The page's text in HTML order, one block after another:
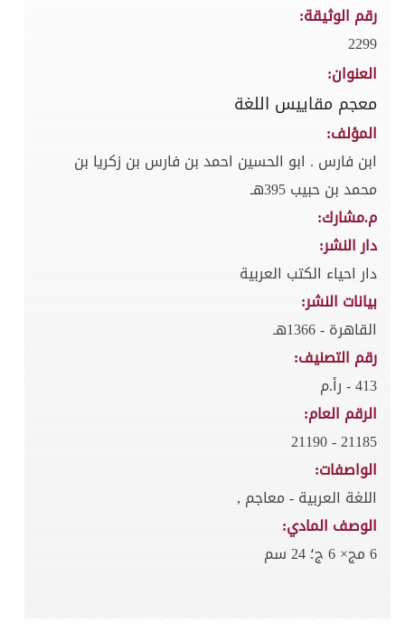
رقم الوثيقة:
2299
العنوان:
معجم مقاييس اللغة
المؤلف:
ابن فارس . ابو الحسين احمد بن فارس بن زكريا بن
محمد بن حبيب 395هـ
م.مشارك:
دار النشر:
دار احياء الكتب العربية
بيانات النشر:
القاهرة - 1366هـ
رقم التصنيف:
413 - رأ.م
الرقم العام:
21185 - 21190
الواصفات:
اللغة العربية - معاجم ,
الوصف المادي:
6 مج× 6 ج؛ 24 سم